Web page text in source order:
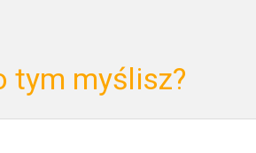
tym myślisz?